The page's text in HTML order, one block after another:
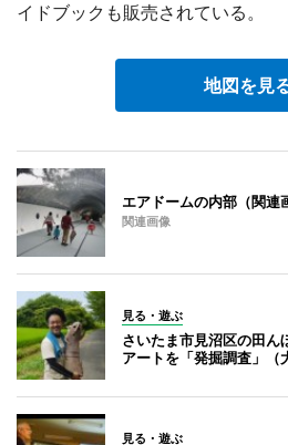
イドブックも販売されている。
地図を見
エアドームの内部（関連
関連画像
見る・遊ぶ
さいたま市見沼区の田ん
アートを「発掘調査」（
見る・遊ぶ